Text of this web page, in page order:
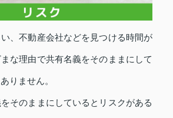
、不動産会社などを見つける時間が
な理由で共有名義をそのままにして
りません。
そのままにしているとリスクがある